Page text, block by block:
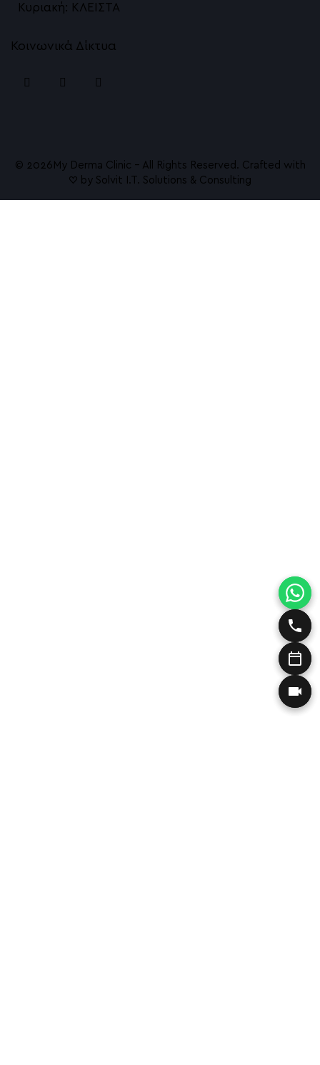
Κυριακή: ΚΛΕΙΣΤΑ
Κοινωνικά Δίκτυα
© 2026ㅤMy Derma Clinic – All Rights Reserved. Crafted with
♡ by Solvit I.T. Solutions & Consulting